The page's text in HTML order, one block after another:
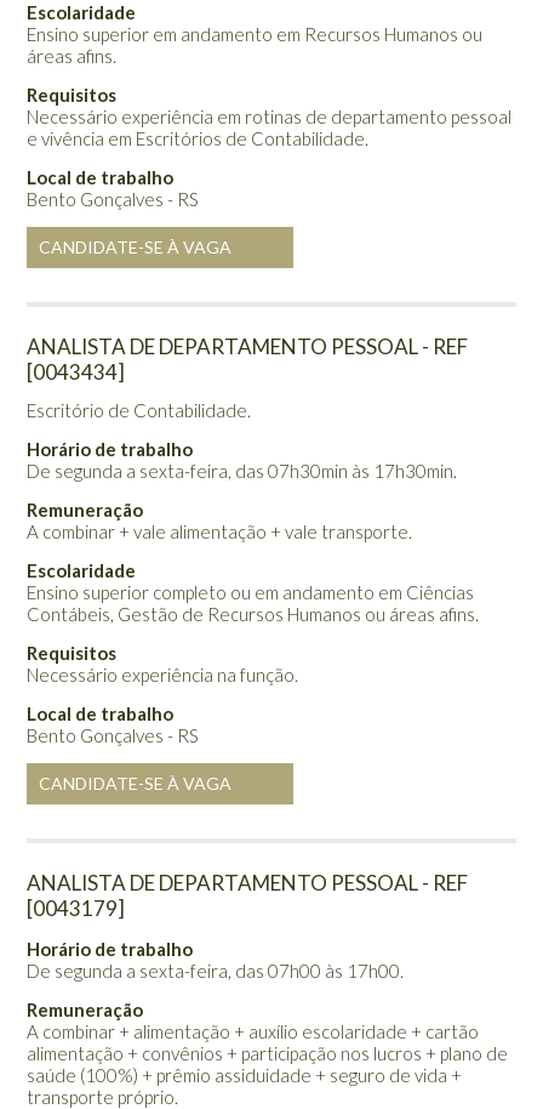
Escolaridade
Ensino superior em andamento em Recursos Humanos ou
áreas afins.
Requisitos
Necessário experiência em rotinas de departamento pessoal
e vivência em Escritórios de Contabilidade.
Local de trabalho
Bento Gonçalves - RS
CANDIDATE-SE À VAGA
ANALISTA DE DEPARTAMENTO PESSOAL - REF
[0043434]
Escritório de Contabilidade.
Horário de trabalho
De segunda a sexta-feira, das 07h30min às 17h30min.
Remuneração
A combinar + vale alimentação + vale transporte.
Escolaridade
Ensino superior completo ou em andamento em Ciências
Contábeis, Gestão de Recursos Humanos ou áreas afins.
Requisitos
Necessário experiência na função.
Local de trabalho
Bento Gonçalves - RS
CANDIDATE-SE À VAGA
ANALISTA DE DEPARTAMENTO PESSOAL - REF
[0043179]
Horário de trabalho
De segunda a sexta-feira, das 07h00 às 17h00.
Remuneração
A combinar + alimentação + auxílio escolaridade + cartão
alimentação + convênios + participação nos lucros + plano de
saúde (100%) + prêmio assiduidade + seguro de vida +
transporte próprio.